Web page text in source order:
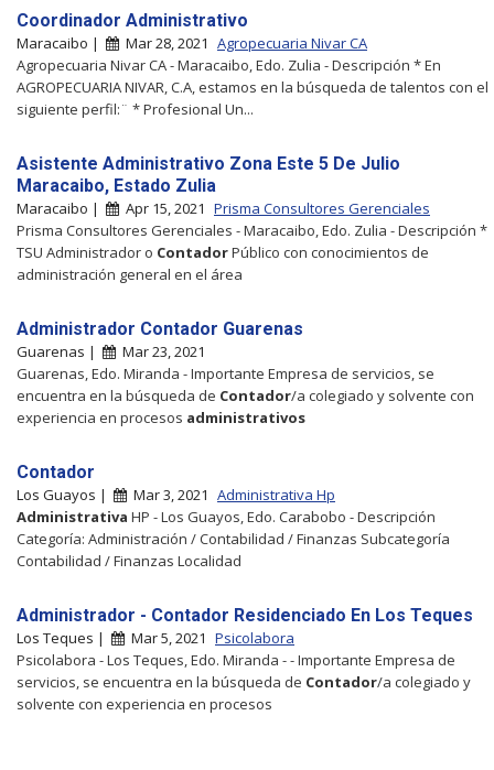
Coordinador Administrativo
Maracaibo | Mar 28, 2021 Agropecuaria Nivar CA
Agropecuaria Nivar CA - Maracaibo, Edo. Zulia - Descripción * En
AGROPECUARIA NIVAR, C.A, estamos en la búsqueda de talentos con el
siguiente perfil:¨ * Profesional Un...
Asistente Administrativo Zona Este 5 De Julio
Maracaibo, Estado Zulia
Maracaibo | Apr 15, 2021 Prisma Consultores Gerenciales
Prisma Consultores Gerenciales - Maracaibo, Edo. Zulia - Descripción *
TSU Administrador o ContadorPúblico con conocimientos de
administración general en el área
Administrador Contador Guarenas
Guarenas |
Mar 23, 2021
Guarenas, Edo. Miranda - Importante Empresa de servicios, se
encuentra en la búsqueda de Contador/a colegiado y solvente con
experiencia en procesos administrativos
Contador
Los Guayos | Mar 3, 2021 Administrativa Hp
Administrativa HP - Los Guayos, Edo. Carabobo - Descripción
Categoría: Administración / Contabilidad / Finanzas Subcategoría
Contabilidad / Finanzas Localidad
Administrador - Contador Residenciado En Los Teques
Los Teques | Mar 5, 2021 Psicolabora
Psicolabora - Los Teques, Edo. Miranda - - Importante Empresa de
servicios, se encuentra en la búsqueda de Contador/a colegiado y
solvente con experiencia en procesos